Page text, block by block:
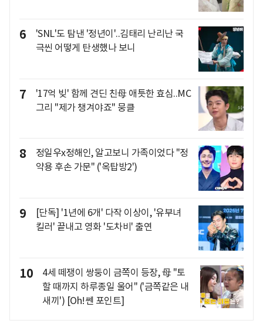
6
'SNL'도 탐낸 '정년이'..김태리 난리난 국
극씬 어떻게 탄생했나 보니
7
'17억 빚' 함께 견딘 친母 애틋한 효심..MC
그리 "제가 챙겨야죠" 뭉클
8
정일우x정해인, 알고보니 가족이었다 "정
약용 후손 가문" ('옥탑방2')
9
[단독] '1년에 6개' 다작 이상이, '유부녀
킬러' 끝내고 영화 '도차비' 출연
10
4세 떼쟁이 쌍둥이 금쪽이 등장, 母 "토
할 때까지 하루종일 울어" ('금쪽같은 내
새끼') [Oh!쎈 포인트]